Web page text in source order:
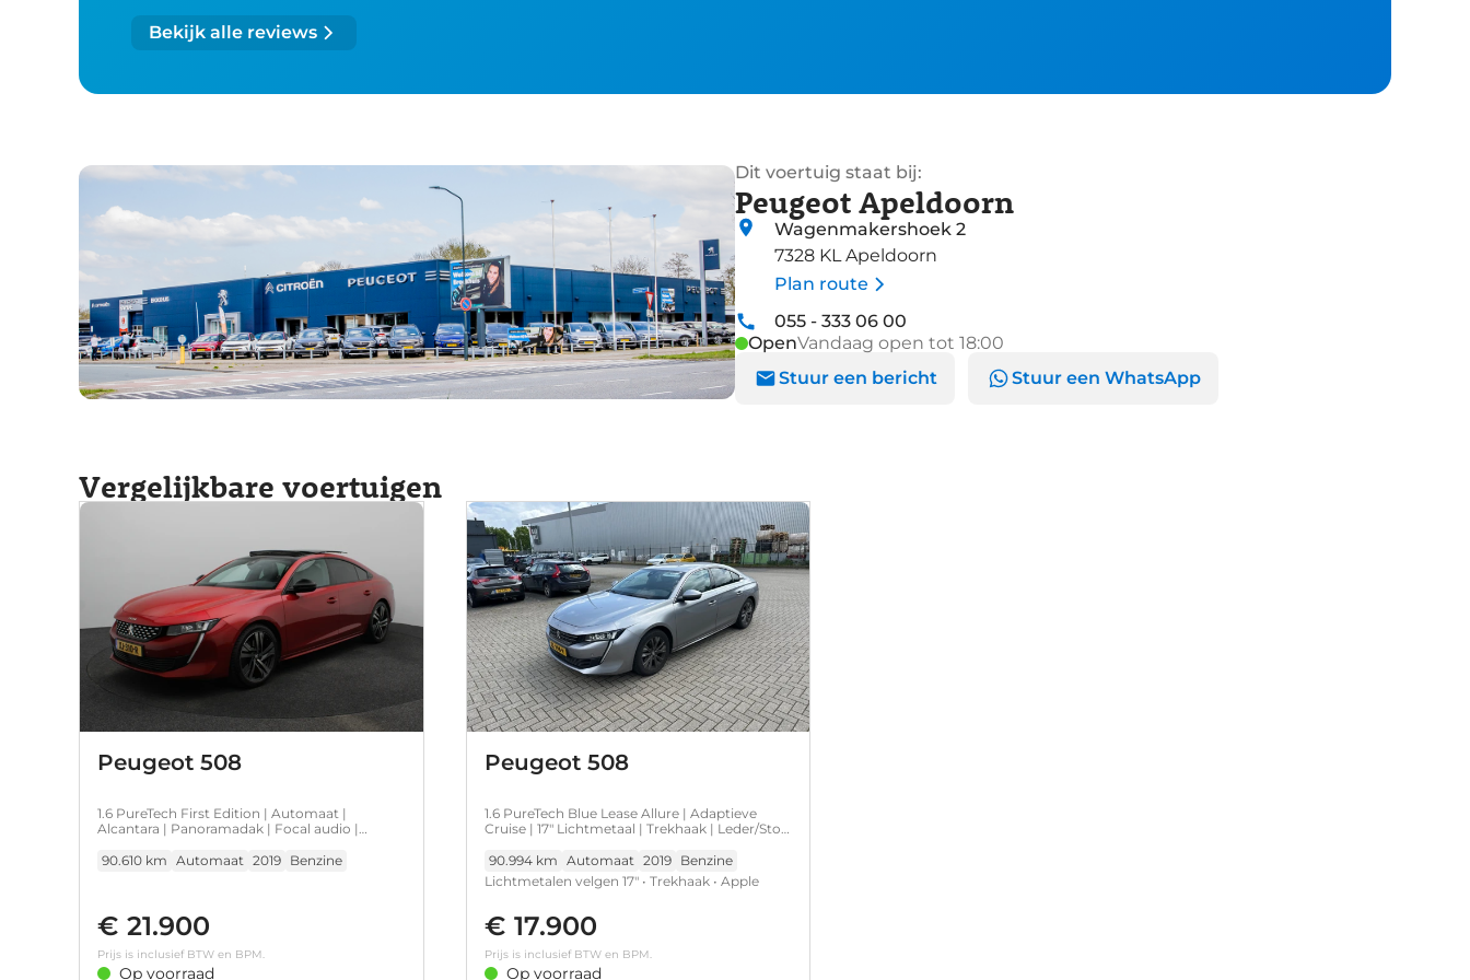
Bekijk alle reviews
Dit voertuig staat bij:
Peugeot Apeldoorn
Wagenmakershoek 2
7328 KL Apeldoorn
Plan route
055 - 333 06 00
OpenVandaag open tot 18:00
Stuur een bericht
Stuur een WhatsApp
Vergelijkbare voertuigen
Peugeot 508
1.6 PureTech First Edition | Automaat |
Alcantara | Panoramadak | Focal audio |
90.610 km Automaat 2019 Benzine
€ 21.900
Prijs is inclusief BTW en BPM.
Op voorraad
Peugeot 508
1.6 PureTech Blue Lease Allure | Adaptieve
Cruise | 17" Lichtmetaal | Trekhaak | Leder/Stof
Achteruitrijcamera | Airco (automatisch) |
Apple Carplay/Android Auto|telefoonintegratie
premium
90.994 km Automaat 2019
Benzine
Lichtmetalen velgen 17" • Trekhaak • Apple
premium • DAB ontvanger • Navigatiesysteem
full map • Volledig digitaal instrumentenpaneel
• Stof/kunstlederen bekleding •
€ 17.900
Prijs is inclusief BTW en BPM.
Op voorraad